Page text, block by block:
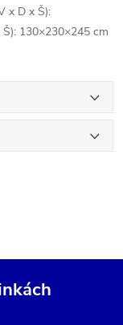
x D x Š):
130×230×245 cm